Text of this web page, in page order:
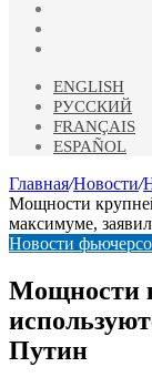
ENGLISH
РУССКИЙ
FRANÇAIS
ESPAÑOL
Главная/Новости/
Мощности
максимуме,
Новости
Мощности
Путин